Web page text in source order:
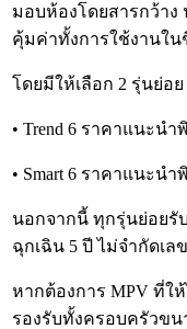
มอบห้องโดยสารกว้าง
คุ้มค่าทั้งการใช้งานใน
โดยมีให้เลือก 2 รุ่นย่อย
• Trend 6 ราคาแนะน
• Smart 6 ราคาแนะน
นอกจากนี้ ทุกรุ่นย่อยรั
ฉุกเฉิน 5 ปี ไม่จำกัดเ
หากต้องการ MPV ที่ใ
รองรับทั้งครอบครัวขน